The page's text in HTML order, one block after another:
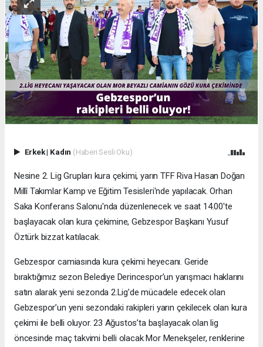
Erkek| Kadın (Haberi Sesli Oku)
Nesine 2. Lig Grupları kura çekimi, yarın TFF Riva Hasan Doğan
Millî Takımlar Kamp ve Eğitim Tesisleri'nde yapılacak. Orhan
Saka Konferans Salonu'nda düzenlenecek ve saat 14.00'te
başlayacak olan kura çekimine, Gebzespor Başkanı Yusuf
Öztürk bizzat katılacak.
Gebzespor camiasında kura çekimi heyecanı. Geride
bıraktığımız sezon Belediye Derincespor’un yarışmacı haklarını
satın alarak yeni sezonda 2.Lig’de mücadele edecek olan
Gebzespor’un yeni sezondaki rakipleri yarın çekilecek olan kura
çekimi ile belli oluyor. 23 Ağustos’ta başlayacak olan lig
öncesinde maç takvimi belli olacak Mor Menekşeler, renklerine